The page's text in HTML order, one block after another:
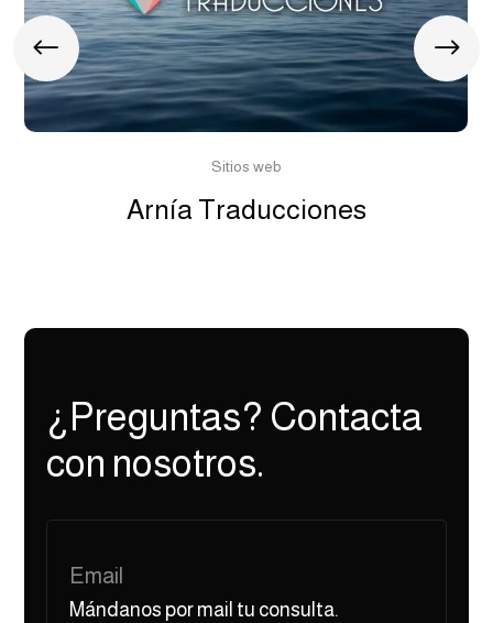
Sitios web
Arnía Traducciones
¿Preguntas? Contacta
con nosotros.
Email
Mándanos por mail tu consulta.